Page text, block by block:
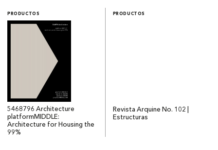
PRODUCTOS
5468796 Architecture
platformMIDDLE:
Architecture for Housing the
99%
PRODUCTOS
Revista Arquine No. 102 |
Estructuras